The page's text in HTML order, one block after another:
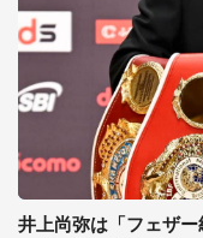
井上尚弥は「フェザ